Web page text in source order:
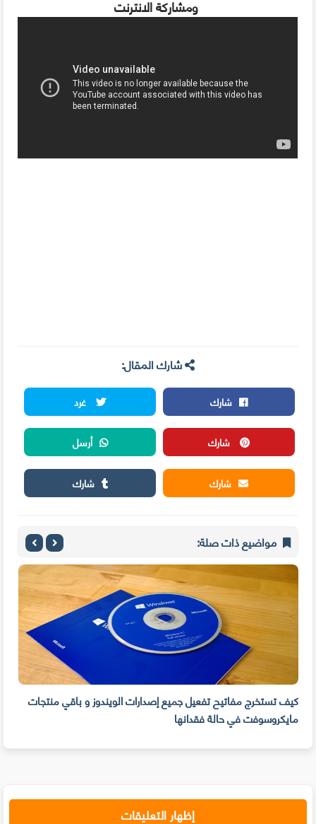
شارك المقال:
شارك
غرد
شارك
أرسل
شارك
شارك
مواضيع ذات صلة:
كيف تستخرج مفاتيح تفعيل جميع إصدارات الويندوز و باقي منتجات
مايكروسوفت في حالة فقدانها
إظهار التعليقات